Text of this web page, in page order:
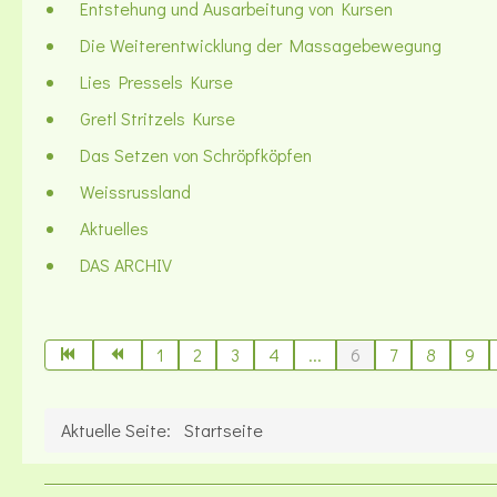
Entstehung und Ausarbeitung von Kursen
Die Weiterentwicklung der Massagebewegung
Lies Pressels Kurse
Gretl Stritzels Kurse
Das Setzen von Schröpfköpfen
Weissrussland
Aktuelles
DAS ARCHIV
1 2 3 4 ... 6 7 8 9
Aktuelle Seite: Startseite